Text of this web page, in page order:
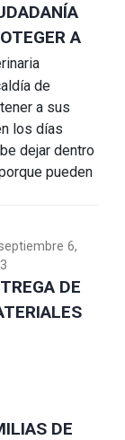
A
de
a sus
los días
dejar dentro
pueden
6,
DE
DE